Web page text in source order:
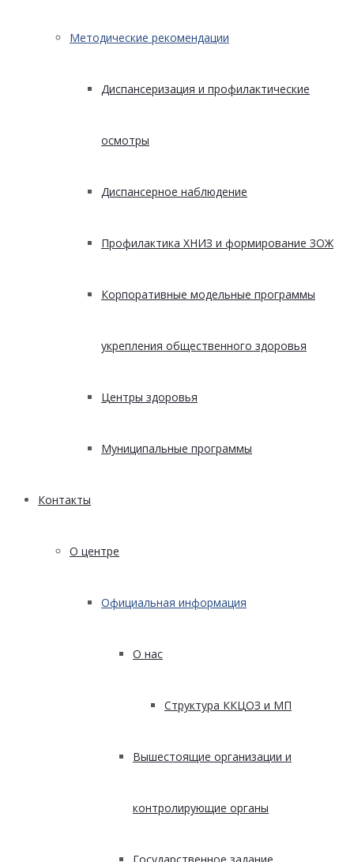
Методические рекомендации
Диспансеризация и профилактические
осмотры
Диспансерное наблюдение
Профилактика ХНИЗ и формирование ЗОЖ
Корпоративные модельные программы
укрепления общественного здоровья
Центры здоровья
Муниципальные программы
Контакты
О центре
Официальная информация
О нас
Структура ККЦОЗ и МП
Вышестоящие организации и
контролирующие органы